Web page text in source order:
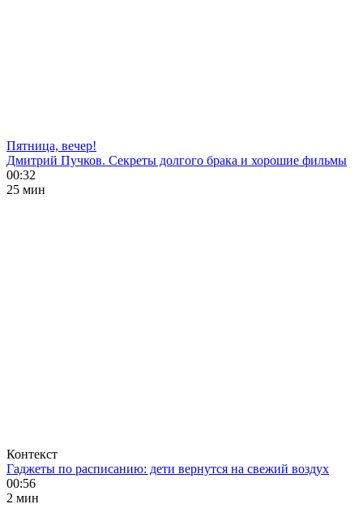
Пятница, вечер!
Дмитрий Пучков. Секреты долгого брака и хорошие фильмы
00:32
25 мин
Контекст
Гаджеты по расписанию: дети вернутся на свежий воздух
00:56
2 мин